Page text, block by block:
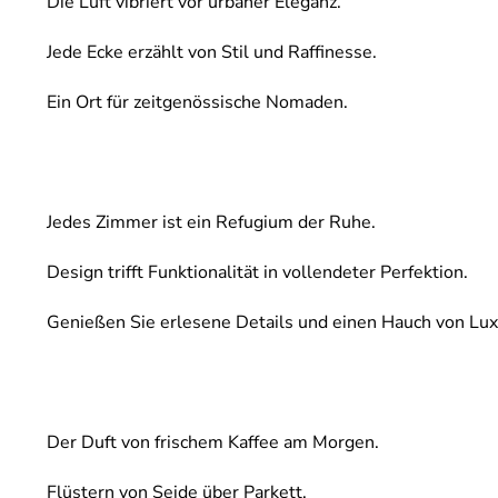
Jede Ecke erzählt von Stil und Raffinesse.
Ein Ort für zeitgenössische Nomaden.
Jedes Zimmer ist ein Refugium der Ruhe.
Design trifft Funktionalität in vollendeter Perfektion.
Genießen Sie erlesene Details und einen Hauch von
Der Duft von frischem Kaffee am Morgen.
Flüstern von Seide über Parkett.